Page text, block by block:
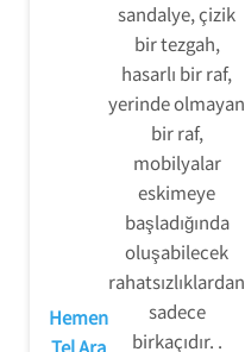
Hemen
Tel Ara
sandalye, çizik
bir tezgah,
hasarlı bir raf,
yerinde olmayan
bir raf,
mobilyalar
eskimeye
başladığında
oluşabilecek
rahatsızlıklardan
sadece
birkaçıdır. .